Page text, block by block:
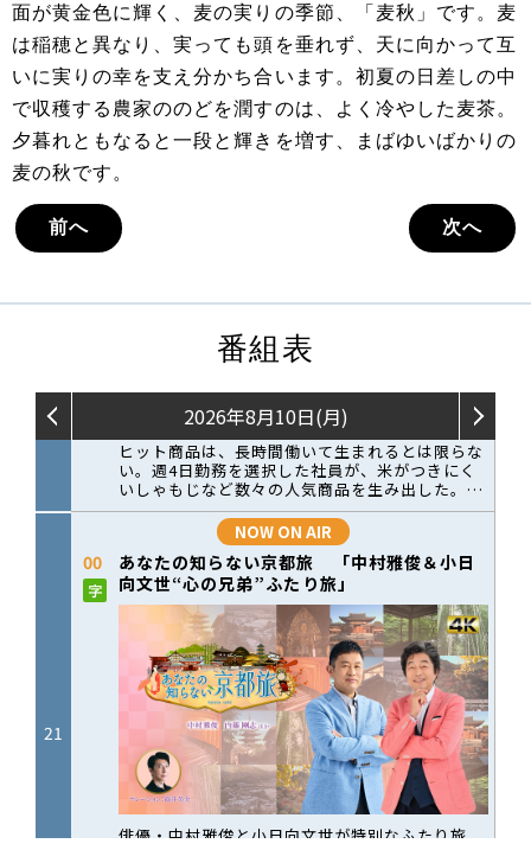
面が黄金色に輝く、麦の実りの季節、「麦秋」です。麦
は稲穂と異なり、実っても頭を垂れず、天に向かって互
いに実りの幸を支え分かち合います。初夏の日差しの中
で収穫する農家ののどを潤すのは、よく冷やした麦茶。
夕暮れともなると一段と輝きを増す、まばゆいばかりの
麦の秋です。
前へ 次へ
番組表